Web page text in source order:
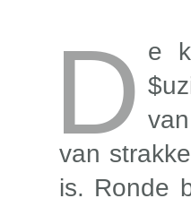
D e
van
is. Ronde